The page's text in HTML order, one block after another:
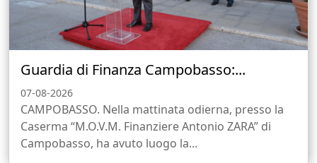
Guardia di Finanza Campobasso:...
07-08-2026
CAMPOBASSO. Nella mattinata odierna, presso la
Caserma “M.O.V.M. Finanziere Antonio ZARA” di
Campobasso, ha avuto luogo la...